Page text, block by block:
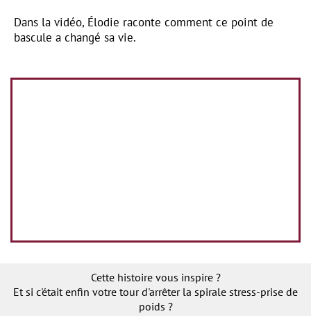
Dans la vidéo, Élodie raconte comment ce point de
bascule a changé sa vie.
Cette histoire vous inspire ?
Et si c'était enfin votre tour d'arrêter la spirale stress-prise de
poids ?